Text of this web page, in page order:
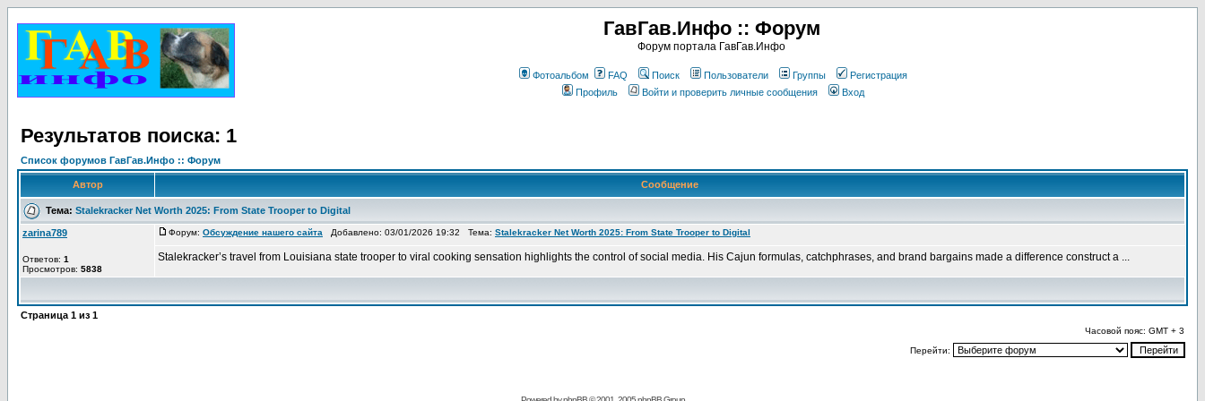
ГавГав.Инфо :: Форум
Форум портала ГавГав.Инфо
Фотоальбом FAQ Поиск Пользователи Группы
Регистрация
Профиль
Войти и проверить личные сообщения Вход
Результатов поиска: 1
Список форумов ГавГав.Инфо :: Форум
Автор Сообщение
Тема: Stalekracker Net Worth 2025: From State Trooper to Digital
zarina789
Ответов: 1
Просмотров: 5838
Форум: Обсуждение нашего сайта Добавлено: 03/01/2026 19:32 Тема: Stalekracker Net Worth 2025: From State Trooper to Digital
Stalekracker’s travel from Louisiana state trooper to viral cooking sensation highlights the control of social media. His Cajun formulas, catchphrases, and brand bargains made a difference construct a ...
Страница 1 из 1
Часовой пояс: GMT + 3
Перейти: